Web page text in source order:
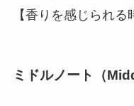
【香りを感じられ
ミドルノート（